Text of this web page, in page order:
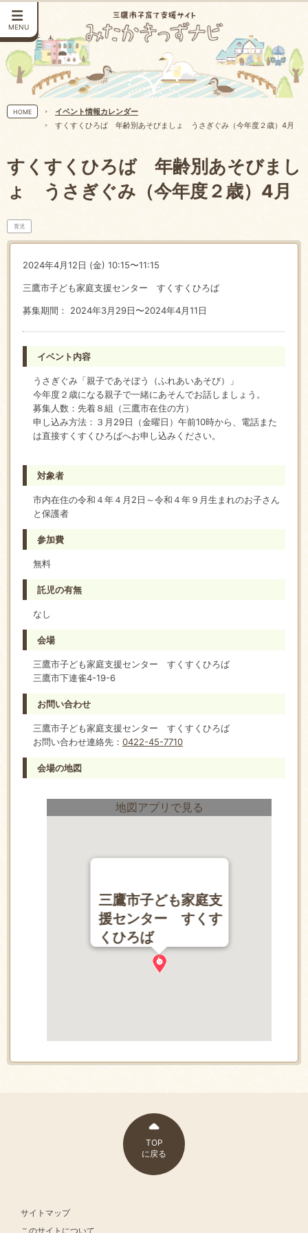
MENU
HOME
イベント情報カレンダー
すくすくひろば 年齢別あそびましょ うさぎぐみ（今年度２歳）4月
すくすくひろば 年齢別あそびまし
ょ うさぎぐみ（今年度２歳）4月
育児
2024年4月12日 (金) 10:15〜11:15
三鷹市子ども家庭支援センター すくすくひろば
募集期間： 2024年3月29日〜2024年4月11日
イベント内容
うさぎぐみ「親子であそぼう（ふれあいあそび）」
今年度２歳になる親子で一緒にあそんでお話しましょう。
募集人数：先着８組（三鷹市在住の方）
申し込み方法：３月29日（金曜日）午前10時から、電話また
は直接すくすくひろばへお申し込みください。
対象者
市内在住の令和４年４月2日～令和４年９月生まれのお子さん
と保護者
参加費
無料
託児の有無
なし
会場
三鷹市子ども家庭支援センター すくすくひろば
三鷹市下連雀4-19-6
お問い合わせ
三鷹市子ども家庭支援センター すくすくひろば
お問い合わせ連絡先： 0422-45-7710
会場の地図
地図アプリで見る
三鷹市子ども家庭支
援センター すくす
くひろば
TOP
に戻る
サイトマップ